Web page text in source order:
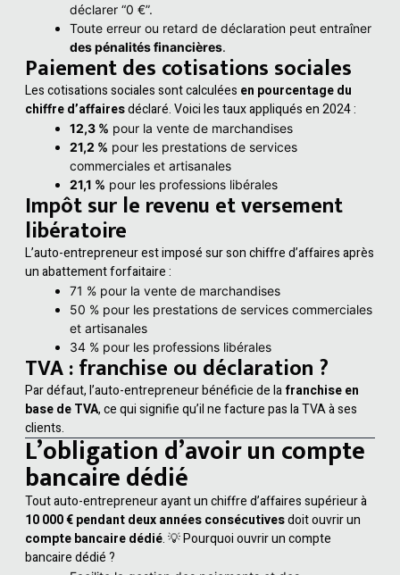
déclarer “0 €”.
Toute erreur ou retard de déclaration peut entraîner
des pénalités financières.
Paiement des cotisations sociales
Les cotisations sociales sont calculées en pourcentage du
chiffre d’affairesdéclaré. Voici les taux appliqués en 2024 :
12,3 % pour la vente de marchandises
21,2 % pour les prestations de services
commerciales et artisanales
21,1 % pour les professions libérales
Impôt sur le revenu et versement
libératoire
L’auto-entrepreneur est imposé sur son chiffre d’affaires après
un abattement forfaitaire :
71 % pour la vente de marchandises
50 % pour les prestations de services commerciales
et artisanales
34 % pour les professions libérales
TVA : franchise ou déclaration ?
Par défaut, l’auto-entrepreneur bénéficie de lafranchise en
base de TVA, ce qui signifie qu’il ne facture pas la TVA à ses
clients.
L’obligation d’avoir un compte
bancaire dédié
Tout auto-entrepreneur ayant un chiffre d’affaires supérieur à
10 000 € pendant deux années consécutivesdoit ouvrir un
compte bancaire dédié. 💡 Pourquoi ouvrir un compte
bancaire dédié ?